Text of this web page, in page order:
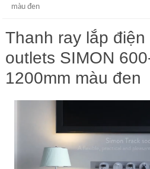
màu đen
Thanh ray lắp điện
outlets SIMON
1200mm màu đen